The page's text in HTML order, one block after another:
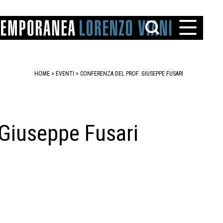
HOME > EVENTI > CONFERENZA DEL PROF. GIUSEPPE FUSARI
Fusari